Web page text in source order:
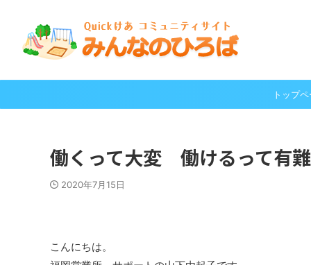
トップ
働くって大変 働けるって有
2020年7月15日
こんにちは。